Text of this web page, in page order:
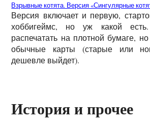
Взрывные котята. Версия «Сингулярные
Версия включает и первую,
хоббигеймс, но уж какой
распечатать на плотной бумаге,
обычные карты (старые или
дешевле выйдет).
История и прочее